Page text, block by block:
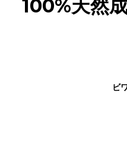
100%天然
ビ